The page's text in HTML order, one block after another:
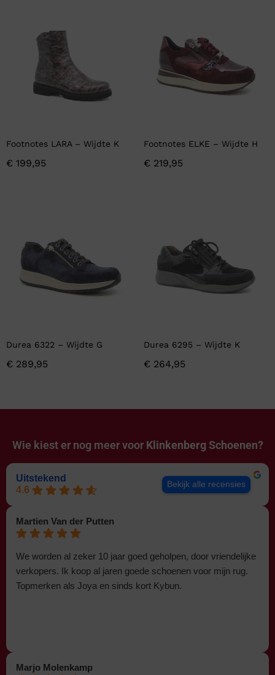
Footnotes LARA – Wijdte K
€ 199,95
Footnotes ELKE – Wijdte H
€ 219,95
Durea 6322 – Wijdte G
€ 289,95
Durea 6295 – Wijdte K
€ 264,95
Wie kiest er nog meer voor Klinkenberg Schoenen?
Uitstekend
4.6
Bekijk alle recensies
Martien Van der Putten
We worden al zeker 10 jaar goed geholpen, door vriendelijke
verkopers. Ik koop al jaren goede schoenen voor mijn rug.
Topmerken als Joya en sinds kort Kybun.
Marjo Molenkamp